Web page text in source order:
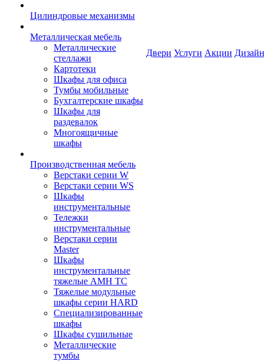
Цилиндровые механизмы
Металлическая мебель
Металлические
стеллажи
Картотеки
Шкафы для офиса
Тумбы мобильные
Бухгалтерские шкафы
Шкафы для
раздевалок
Многоящичные
шкафы
Производственная мебель
Верстаки серии W
Верстаки серии WS
Шкафы
инструментальные
Тележки
инструментальные
Верстаки серии
Master
Шкафы
инструментальные
тяжелые AMH TC
Тяжелые модульные
шкафы серии HARD
Cпециализированные
шкафы
Шкафы сушильные
Металлические
тумбы
Двери Услуги Акции